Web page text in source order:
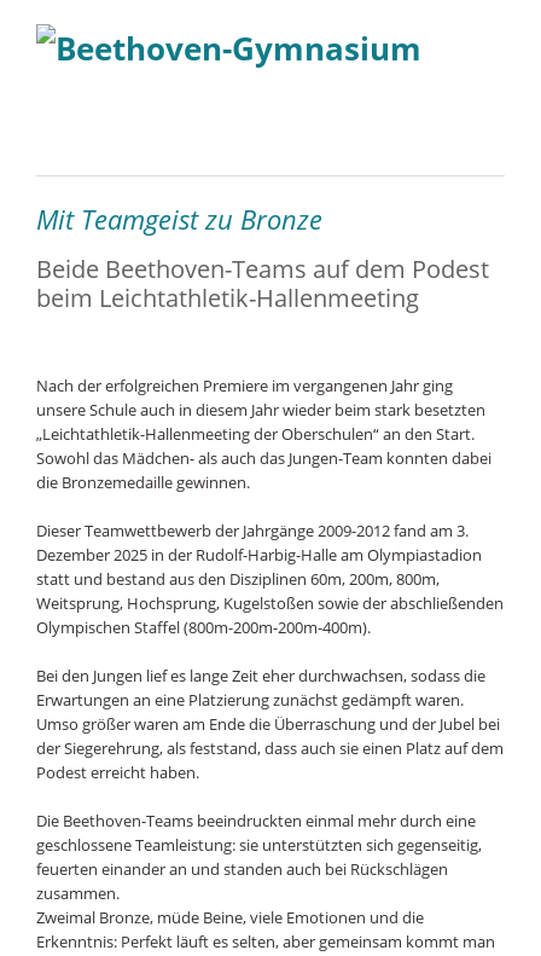
Mit Teamgeist zu Bronze
Beide Beethoven-Teams auf dem Podest
beim Leichtathletik-Hallenmeeting
Nach der erfolgreichen Premiere im vergangenen Jahr ging
unsere Schule auch in diesem Jahr wieder beim stark besetzten
„Leichtathletik-Hallenmeeting der Oberschulen“ an den Start.
Sowohl das Mädchen- als auch das Jungen-Team konnten dabei
die Bronzemedaille gewinnen.
Dieser Teamwettbewerb der Jahrgänge 2009-2012 fand am 3.
Dezember 2025 in der Rudolf-Harbig-Halle am Olympiastadion
statt und bestand aus den Disziplinen 60m, 200m, 800m,
Weitsprung, Hochsprung, Kugelstoßen sowie der abschließenden
Olympischen Staffel (800m-200m-200m-400m).
Bei den Jungen lief es lange Zeit eher durchwachsen, sodass die
Erwartungen an eine Platzierung zunächst gedämpft waren.
Umso größer waren am Ende die Überraschung und der Jubel bei
der Siegerehrung, als feststand, dass auch sie einen Platz auf dem
Podest erreicht haben.
Die Beethoven-Teams beeindruckten einmal mehr durch eine
geschlossene Teamleistung: sie unterstützten sich gegenseitig,
feuerten einander an und standen auch bei Rückschlägen
zusammen.
Zweimal Bronze, müde Beine, viele Emotionen und die
Erkenntnis: Perfekt läuft es selten, aber gemeinsam kommt man